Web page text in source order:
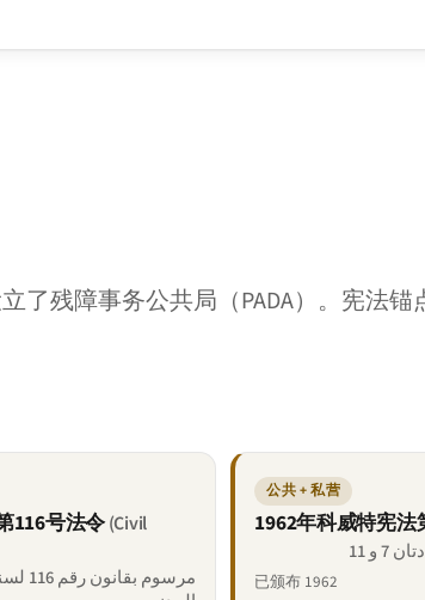
残障事务公共局（PADA）。宪法锚
116号法令(Civil
公共 + 私营
1962年科威特宪法
已颁布 1962